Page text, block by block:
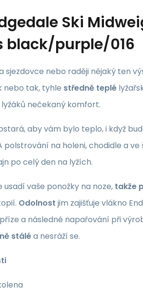
Ski
black/purple/016
sjezdovce nebo raději nějaký ten
nebo tak, tyhle středně teplé
nečekaný komfort.
aby vám bylo teplo, i když
polstrování na holeni, chodidle a ve
po celý den na lyžích.
usadí vaše ponožky na noze, takže
Odolnost jim zajišťuje vlákno
a následné napařování při
stáléa nesráží se.